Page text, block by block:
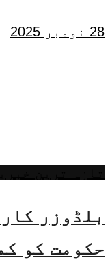
28 نومبر 2025
بلڈوزر
حکومت کو